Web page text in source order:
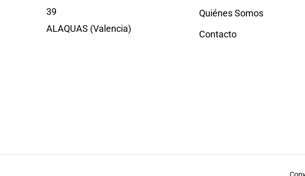
39
ALAQUAS (Valencia)
Quiénes Somos
Contacto